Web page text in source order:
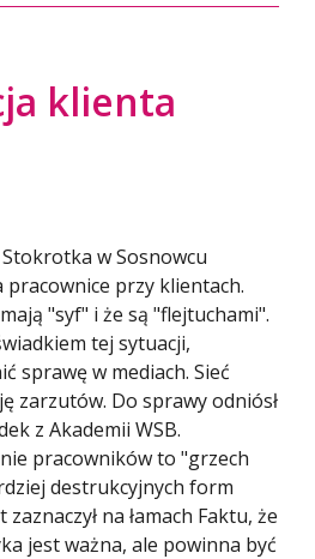
klienta
w Sosnowcu
pracownice przy klientach.
"syf" i że są "flejtuchami".
tej sytuacji,
sprawę w mediach. Sieć
zarzutów. Do sprawy odniósł
z Akademii WSB.
pracowników to "grzech
destrukcyjnych form
na łamach Faktu, że
jest ważna, ale powinna być